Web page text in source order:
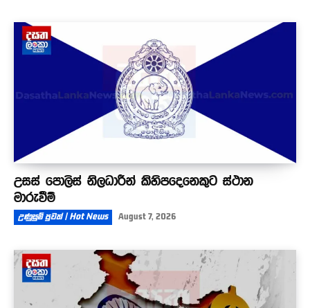
උසස් පොලිස් නිලධාරීන් කිහිපදෙනෙකුට ස්ථාන
මාරුවීම්
උණුසුම් පුවත් | Hot News August 7, 2026